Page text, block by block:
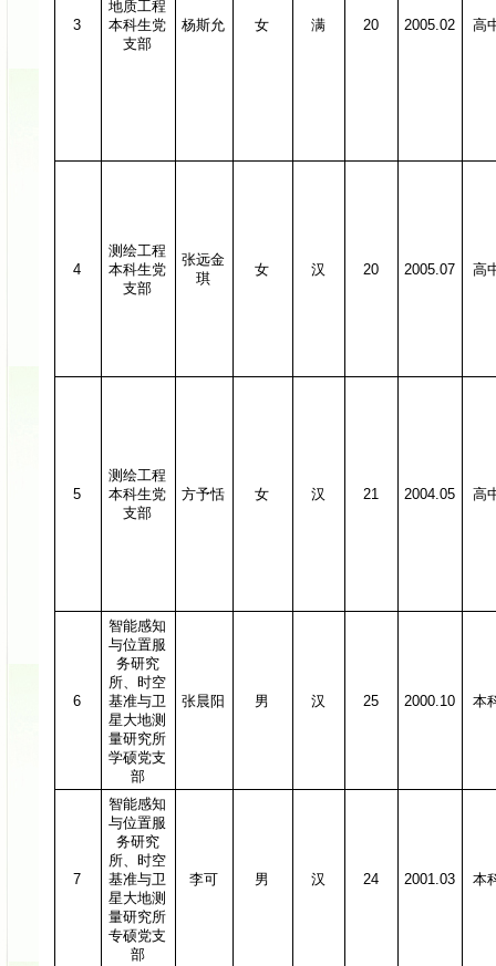
3
地质工程
本科生党
支部
杨斯允 女 满 20 2005.02 高
4
测绘工程
本科生党
支部
张远金
琪
女 汉 20 2005.07 高
5
测绘工程
本科生党
支部
方予恬 女 汉 21 2004.05 高
6
智能感知
与位置服
务研究
所、时空
基准与卫
星大地测
量研究所
学硕党支
部
张晨阳 男 汉 25 2000.10 本
7
智能感知
与位置服
务研究
所、时空
基准与卫
星大地测
量研究所
专硕党支
部
李可 男 汉 24 2001.03 本